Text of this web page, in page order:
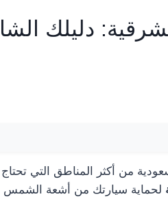
دليلك
من أكثر المناطق التي
لحماية سيارتك من أشعة الشمس